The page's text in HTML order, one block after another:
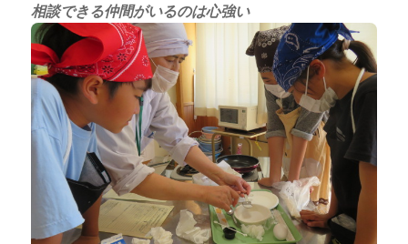
相談できる仲間がいるのは心強い